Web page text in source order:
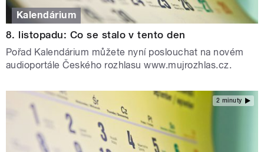
Kalendárium
8. listopadu: Co se stalo v tento den
Pořad Kalendárium můžete nyní poslouchat na novém
audioportále Českého rozhlasu www.mujrozhlas.cz.
2 minuty